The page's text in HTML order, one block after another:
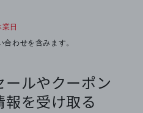
業日
わせを含みます。
ルやクーポン
を受け取る